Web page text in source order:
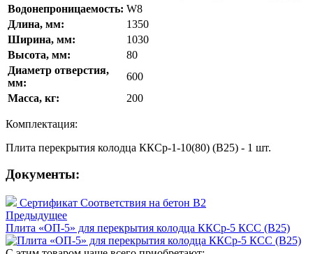
Водонепроницаемость: W8
Длина, мм:
1350
Ширина, мм:
1030
Высота, мм:
80
Диаметр отверстия,
мм:
600
Масса, кг:
200
Комплектация:
Плита перекрытия колодца ККСр-1-10(80) (В25) - 1 шт.
Документы:
Сертификат Соответствия на бетон В2
Предыдущее
Плита «ОП-5» для перекрытия колодца ККСр-5 КСС (В25)